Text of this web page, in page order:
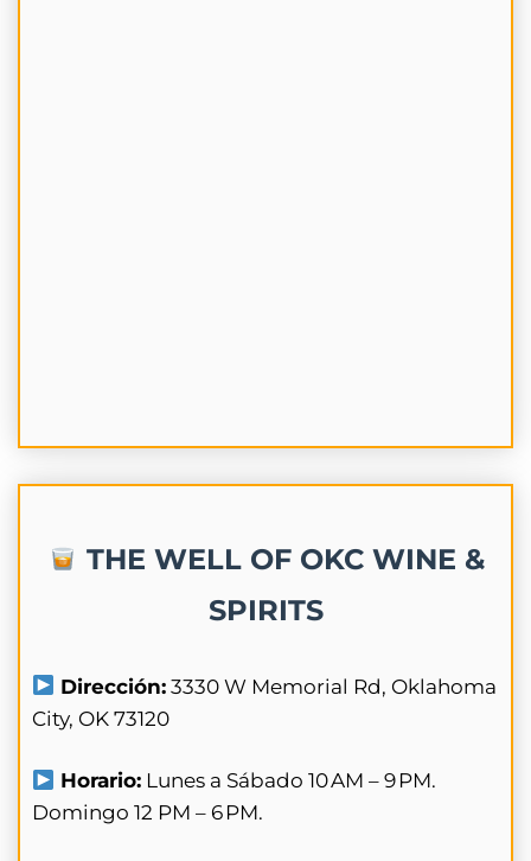
THE WELL OF OKC WINE &
SPIRITS
Dirección: 3330 W Memorial Rd, Oklahoma
City, OK 73120
Horario: Lunes a Sábado 10 AM – 9 PM.
Domingo 12 PM – 6 PM.